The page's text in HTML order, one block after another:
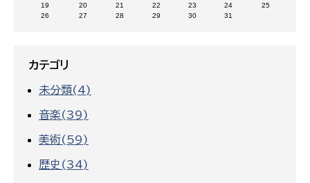
19
20 21 22 23 24
25
26
27 28 29 30 31
カテゴリ
未分類(4)
音楽(39)
美術(59)
歴史(34)